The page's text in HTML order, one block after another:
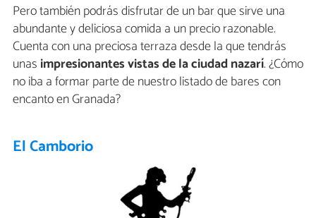
Pero también podrás disfrutar de un bar que sirve una
abundante y deliciosa comida a un precio razonable.
Cuenta con una preciosa terraza desde la que tendrás
unas impresionantes vistas de la ciudad nazarí. ¿Cómo
no iba a formar parte de nuestro listado de bares con
encanto en Granada?
El Camborio